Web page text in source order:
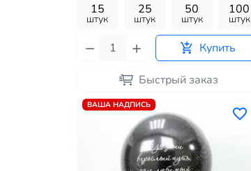
15
штук
25
штук
50
штук
100
штук
Купить
Быстрый заказ
ВАША НАДПИСЬ